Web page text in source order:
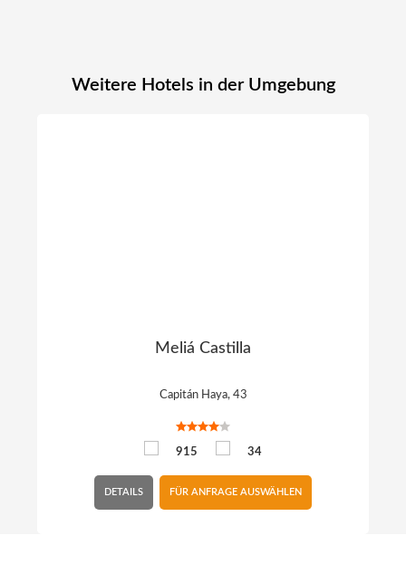
Weitere Hotels in der Umgebung
Meliá Castilla
Capitán Haya, 43
915 34
DETAILS FÜR ANFRAGE AUSWÄHLEN